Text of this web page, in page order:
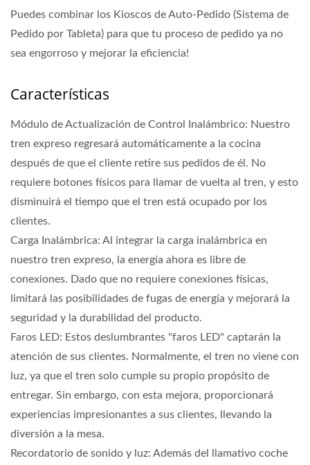
Puedes combinar los Kioscos de Auto-Pedido (Sistema de
Pedido por Tableta) para que tu proceso de pedido ya no
sea engorroso y mejorar la eficiencia!
Características
Módulo de Actualización de Control Inalámbrico: Nuestro
tren expreso regresará automáticamente a la cocina
después de que el cliente retire sus pedidos de él. No
requiere botones físicos para llamar de vuelta al tren, y esto
disminuirá el tiempo que el tren está ocupado por los
clientes.
Carga Inalámbrica: Al integrar la carga inalámbrica en
nuestro tren expreso, la energía ahora es libre de
conexiones. Dado que no requiere conexiones físicas,
limitará las posibilidades de fugas de energía y mejorará la
seguridad y la durabilidad del producto.
Faros LED: Estos deslumbrantes "faros LED" captarán la
atención de sus clientes. Normalmente, el tren no viene con
luz, ya que el tren solo cumple su propio propósito de
entregar. Sin embargo, con esta mejora, proporcionará
experiencias impresionantes a sus clientes, llevando la
diversión a la mesa.
Recordatorio de sonido y luz: Además del llamativo coche